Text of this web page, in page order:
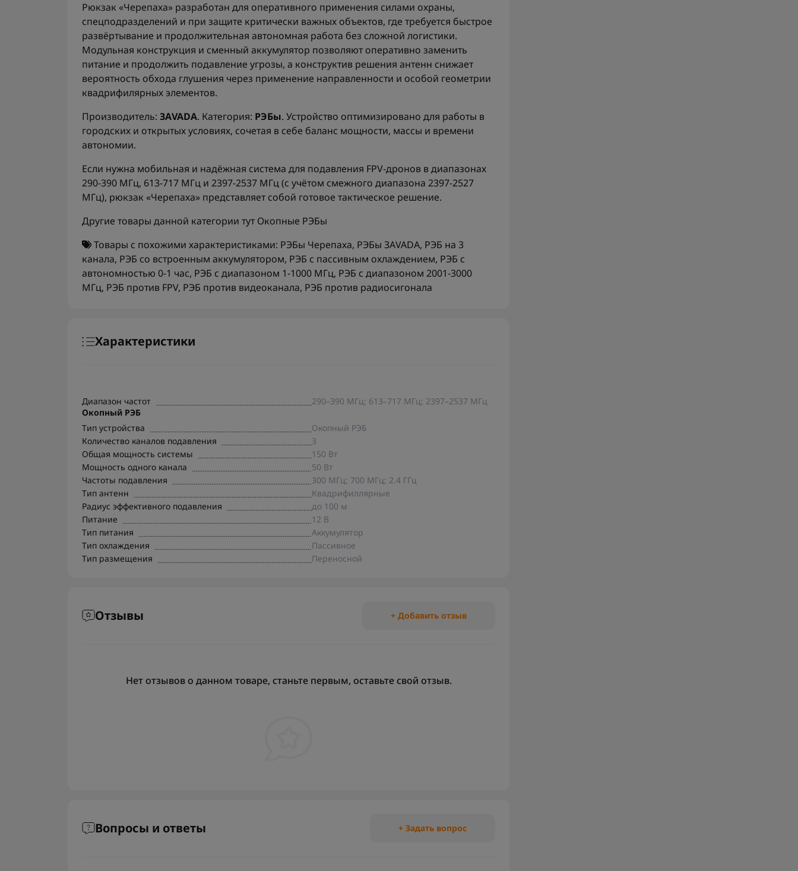
Рюкзак «Черепаха» разработан для оперативного применения силами охраны,
спецподразделений и при защите критически важных объектов, где требуется быстрое
развёртывание и продолжительная автономная работа без сложной логистики.
Модульная конструкция и сменный аккумулятор позволяют оперативно заменить
питание и продолжить подавление угрозы, а конструктив решения антенн снижает
вероятность обхода глушения через применение направленности и особой геометрии
квадрифилярных элементов.
Производитель: ЗАVADA. Категория: РЭБы. Устройство оптимизировано для работы в
городских и открытых условиях, сочетая в себе баланс мощности, массы и времени
автономии.
Если нужна мобильная и надёжная система для подавления FPV-дронов в диапазонах
290-390 МГц, 613-717 МГц и 2397-2537 МГц (с учётом смежного диапазона 2397-2527
МГц), рюкзак «Черепаха» представляет собой готовое тактическое решение.
Другие товары данной категории тут Окопные РЭБы
Товары с похожими характеристиками: РЭБы Черепаха, РЭБы ЗАVADA, РЭБ на 3
канала, РЭБ со встроенным аккумулятором, РЭБ с пассивным охлаждением, РЭБ с
автономностью 0-1 час, РЭБ с диапазоном 1-1000 МГц, РЭБ с диапазоном 2001-3000
МГц, РЭБ против FPV, РЭБ против видеоканала, РЭБ против радиосигонала
Характеристики
Диапазон частот
290–390 МГц; 613–717 МГц; 2397–2537 МГц
Окопный РЭБ
Тип устройства
Окопный РЭБ
Количество каналов подавления
3
Общая мощность системы
150 Вт
Мощность одного канала
50 Вт
Частоты подавления
300 МГц; 700 МГц; 2.4 ГГц
Тип антенн
Квадрифиллярные
Радиус эффективного подавления
до 100 м
Питание
12 В
Тип питания
Аккумулятор
Тип охлаждения
Пассивное
Тип размещения
Переносной
Отзывы + Добавить отзыв
Нет отзывов о данном товаре, станьте первым, оставьте свой отзыв.
Вопросы и ответы + Задать вопрос